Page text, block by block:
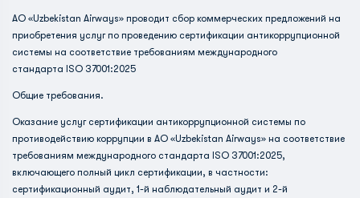
АО «Uzbekistan Airways» проводит сбор коммерческих предложений на
приобретения услуг по проведению сертификации антикоррупционной
системы на соответствие требованиям международного
стандарта ISO 37001:2025
Общие требования.
Оказание услуг сертификации антикоррупционной системы по
противодействию коррупции в АО «Uzbekistan Airways» на соответствие
требованиям международного стандарта ISO 37001:2025,
включающего полный цикл сертификации, в частности:
сертификационный аудит, 1-й наблюдательный аудит и 2-й